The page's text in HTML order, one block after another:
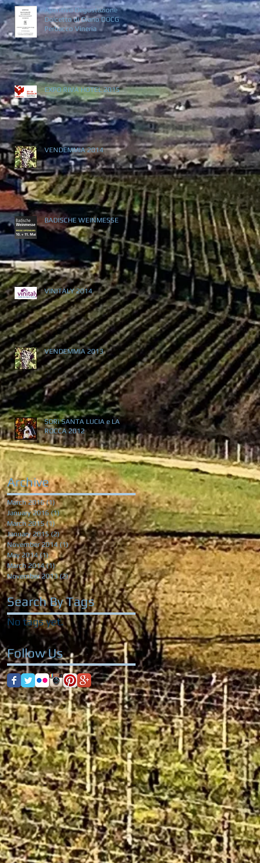
Aperitivo Degustazione
Dolcetto di Diano DOCG
Perbacco Vineria
EXPO RIVA HOTEL 2015
VENDEMMIA 2014
BADISCHE WEINMESSE
VINITALY 2014
VENDEMMIA 2013
SORì SANTA LUCIA e LA
ROCCA 2012
Archive
March 2016 (1)1 post
January 2016 (1)1 post
March 2015 (1)1 post
January 2015 (2)2 posts
November 2014 (1)1 post
May 2014 (1)1 post
March 2014 (1)1 post
November 2013 (2)2 posts
Search By Tags
No tags yet.
Follow Us